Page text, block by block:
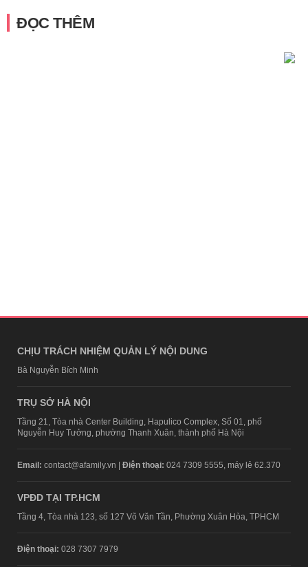
ĐỌC THÊM
CHỊU TRÁCH NHIỆM QUẢN LÝ NỘI DUNG
Bà Nguyễn Bích Minh
TRỤ SỞ HÀ NỘI
Tầng 21, Tòa nhà Center Building, Hapulico Complex, Số 01, phố
Nguyễn Huy Tưởng, phường Thanh Xuân, thành phố Hà Nội
Email: contact@afamily.vn | Điện thoại: 024 7309 5555, máy lẻ 62.370
VPĐD TẠI TP.HCM
Tầng 4, Tòa nhà 123, số 127 Võ Văn Tần, Phường Xuân Hòa, TPHCM
Điện thoại: 028 7307 7979